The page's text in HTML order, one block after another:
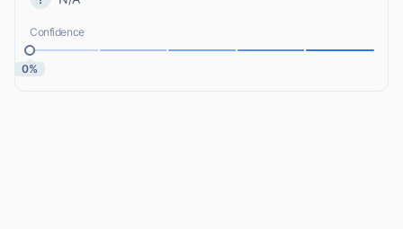
Confidence
0%